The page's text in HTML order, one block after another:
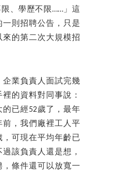
限、學歷不限……」這
一則招聘公告，只是
的第二次大規模招
業負責人面試完幾
的資料對同事說：
的已經52歲了，最年
前，我們廠裡工人平
，可現在平均年齡已
該負責人還是想，
，條件還可以放寬一